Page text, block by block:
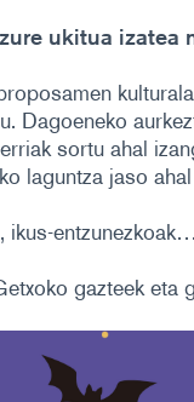
ukitua izatea
Dagoeneko
sortu ahal
laguntza jaso
ikus-
gazteek eta